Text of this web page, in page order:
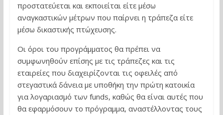
προστατεύεται και εκποιείται είτε μέσω
αναγκαστικών μέτρων που παίρνει η τράπεζα είτε
μέσω δικαστικής πτώχευσης.
Οι όροι του προγράμματος θα πρέπει να
συμφωνηθούν επίσης με τις τράπεζες και τις
εταιρείες που διαχειρίζονται τις οφειλές από
στεγαστικά δάνεια με υποθήκη την πρώτη κατοικία
για λογαριασμό των funds, καθώς θα είναι αυτές που
θα εφαρμόσουν το πρόγραμμα, αναστέλλοντας τους